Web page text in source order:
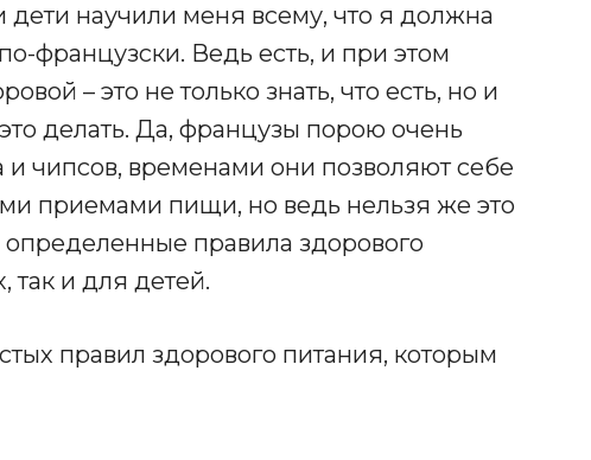
дети научили меня всему, что я должна
французски. Ведь есть, и при этом
– это не только знать, что есть, но и
делать. Да, французы порою очень
чипсов, временами они позволяют себе
приемами пищи, но ведь нельзя же это
правила здорового
так и для детей.
правил здорового питания, которым